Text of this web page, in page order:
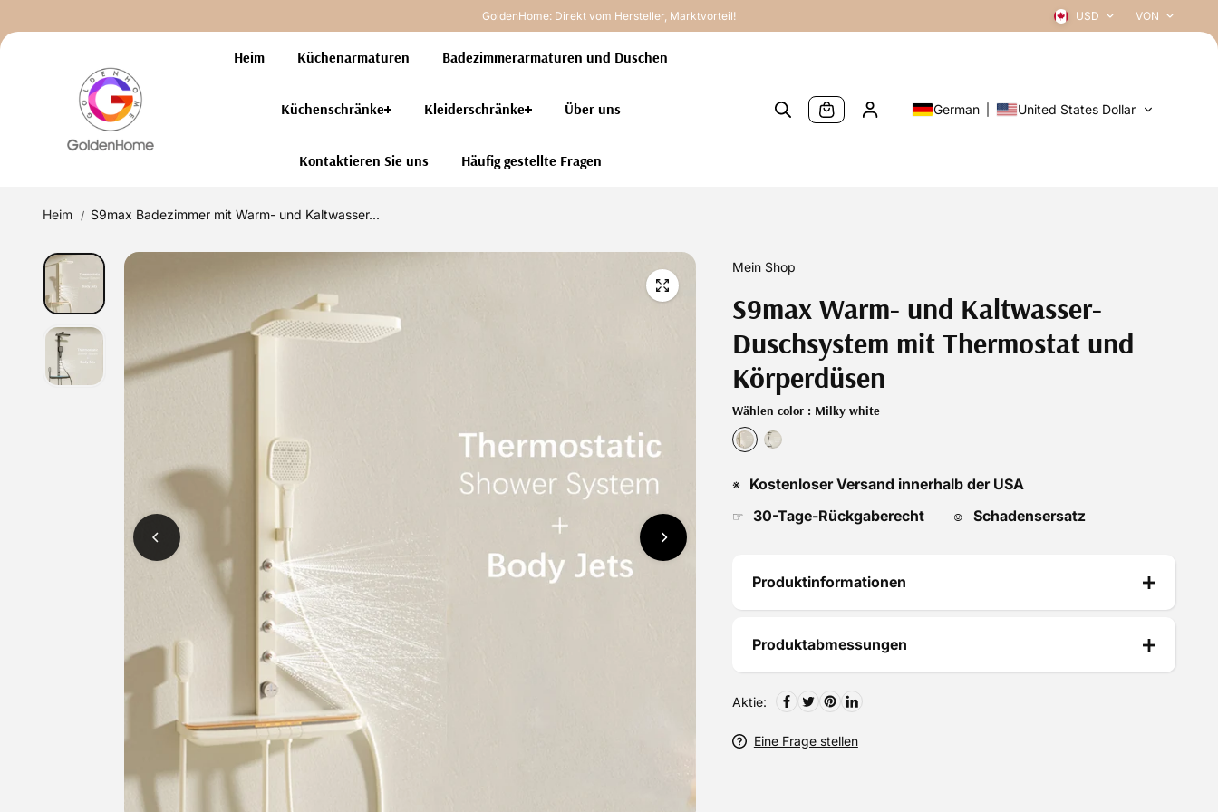
GoldenHome: Direkt vom Hersteller, Marktvorteil! USD VON
Heim Küchenarmaturen Badezimmerarmaturen und Duschen
Küchenschränke Kleiderschränke Über uns
Kontaktieren Sie uns Häufig gestellte Fragen
German United States Dollar
Heim S9max Badezimmer mit Warm- und Kaltwasser...
Mein Shop
S9max Warm- und Kaltwasser-
Duschsystem mit Thermostat und
Körperdüsen
Wählen color : Milky white
※ Kostenloser Versand innerhalb der USA
☞ 30-Tage-Rückgaberecht ☺ Schadensersatz
Produktinformationen
Produktabmessungen
Aktie:
Eine Frage stellen